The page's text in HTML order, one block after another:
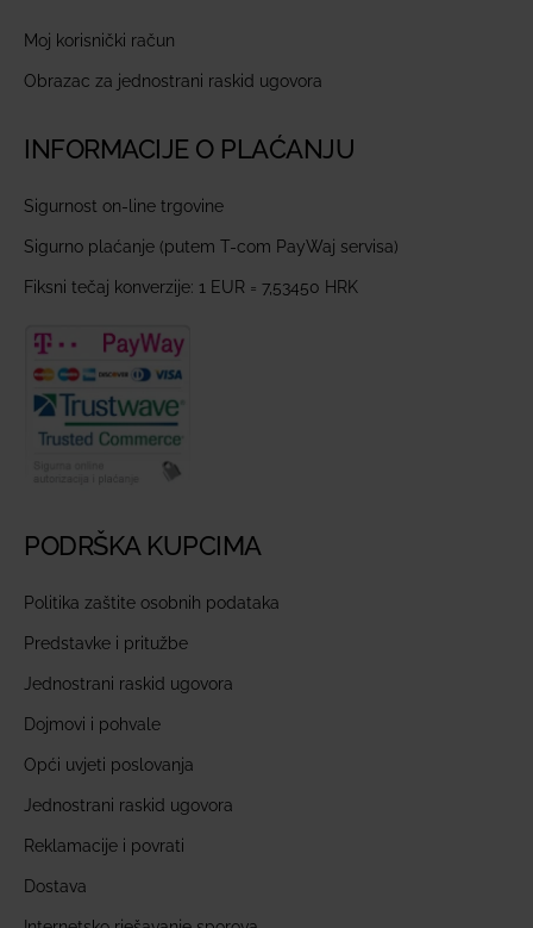
Moj korisnički račun
Obrazac za jednostrani raskid ugovora
INFORMACIJE O PLAĆANJU
Sigurnost on-line trgovine
Sigurno plaćanje (putem T-com PayWaj servisa)
Fiksni tečaj konverzije: 1 EUR = 7,53450 HRK
PODRŠKA KUPCIMA
Politika zaštite osobnih podataka
Predstavke i pritužbe
Jednostrani raskid ugovora
Dojmovi i pohvale
Opći uvjeti poslovanja
Jednostrani raskid ugovora
Reklamacije i povrati
Dostava